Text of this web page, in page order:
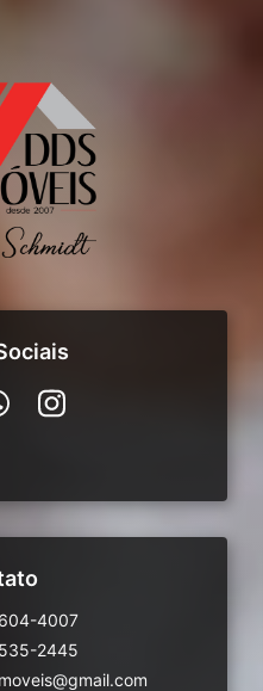
4007
2445